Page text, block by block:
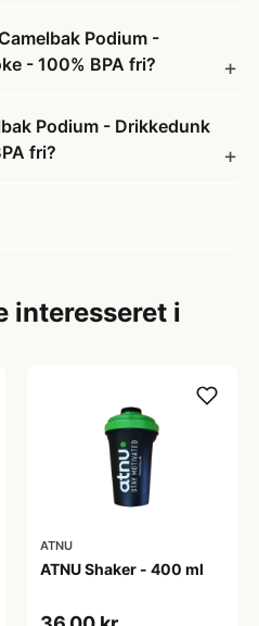
Podium -
- 100% BPA fri?
Podium - Drikkedunk
fri?
interesseret i
ATNU
ATNU Shaker - 400 ml